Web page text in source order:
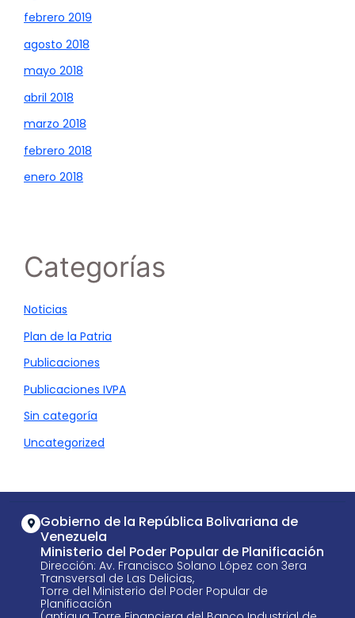
febrero 2019
agosto 2018
mayo 2018
abril 2018
marzo 2018
febrero 2018
enero 2018
Categorías
Noticias
Plan de la Patria
Publicaciones
Publicaciones IVPA
Sin categoría
Uncategorized
Gobierno de la República Bolivariana de
Venezuela
Ministerio del Poder Popular de Planificación
Dirección: Av. Francisco Solano López con 3era
Transversal de Las Delicias,
Torre del Ministerio del Poder Popular de
Planificación